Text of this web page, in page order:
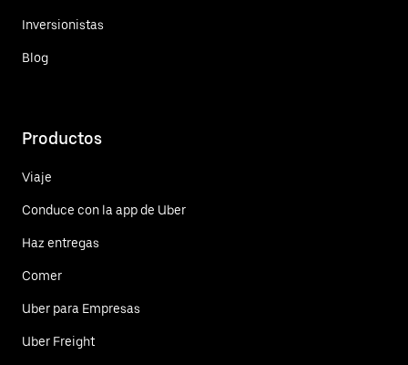
Inversionistas
Blog
Productos
Viaje
Conduce con la app de Uber
Haz entregas
Comer
Uber para Empresas
Uber Freight